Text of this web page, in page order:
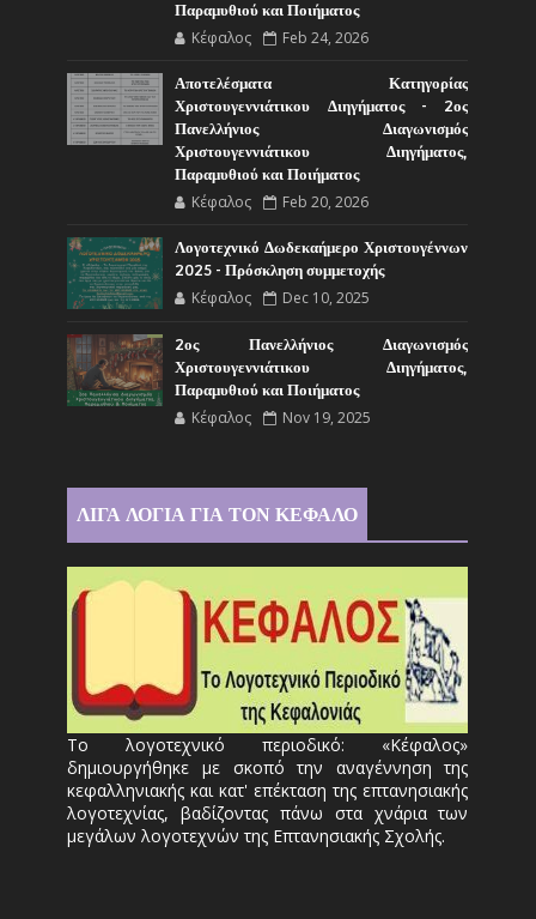
Παραμυθιού και Ποιήματος
Κέφαλος Feb 24, 2026
Αποτελέσματα Κατηγορίας
Χριστουγεννιάτικου Διηγήματος - 2ος
Πανελλήνιος Διαγωνισμός
Χριστουγεννιάτικου Διηγήματος,
Παραμυθιού και Ποιήματος
Κέφαλος Feb 20, 2026
Λογοτεχνικό Δωδεκαήμερο Χριστουγέννων
2025 - Πρόσκληση συμμετοχής
Κέφαλος Dec 10, 2025
2ος Πανελλήνιος Διαγωνισμός
Χριστουγεννιάτικου Διηγήματος,
Παραμυθιού και Ποιήματος
Κέφαλος Nov 19, 2025
ΛΙΓΑ ΛΟΓΙΑ ΓΙΑ ΤΟΝ ΚΕΦΑΛΟ
Το λογοτεχνικό περιοδικό: «Κέφαλος»
δημιουργήθηκε με σκοπό την αναγέννηση της
κεφαλληνιακής και κατ' επέκταση της επτανησιακής
λογοτεχνίας, βαδίζοντας πάνω στα χνάρια των
μεγάλων λογοτεχνών της Επτανησιακής Σχολής.